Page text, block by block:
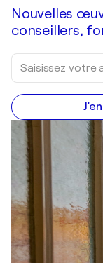
Nouvelles
conseillers,